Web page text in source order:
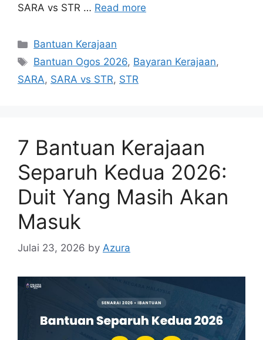
SARA vs STR … Read more
Categories
Bantuan Kerajaan
Tags
Bantuan Ogos 2026, Bayaran Kerajaan,
SARA, SARA vs STR, STR
7 Bantuan Kerajaan
Separuh Kedua 2026:
Duit Yang Masih Akan
Masuk
Julai 23, 2026 by Azura